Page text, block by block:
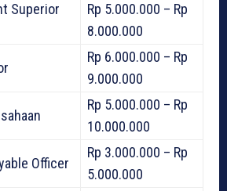
Superior
Rp 5.000.000 – Rp
8.000.000
Rp 6.000.000 – Rp
9.000.000
Rp 5.000.000 – Rp
10.000.000
Officer
Rp 3.000.000 – Rp
5.000.000